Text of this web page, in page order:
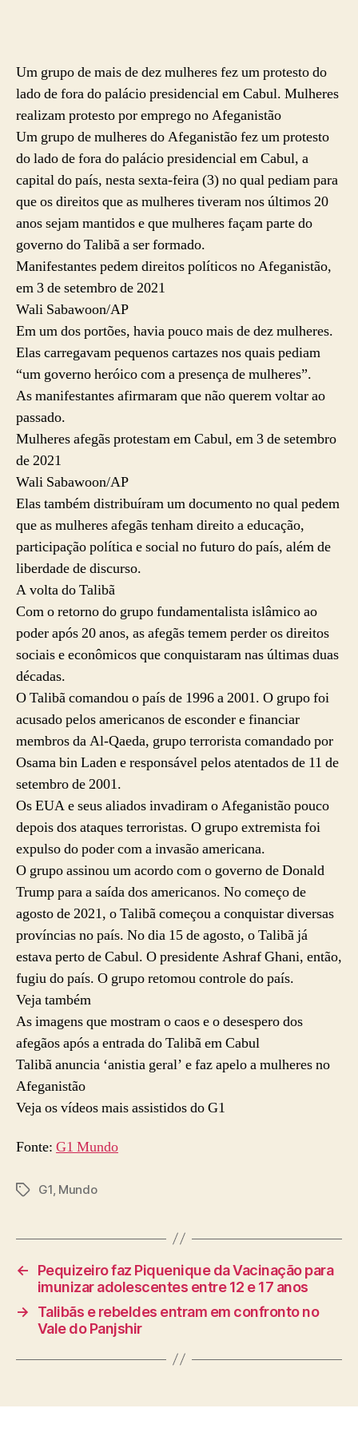
Um grupo de mais de dez mulheres fez um protesto do
lado de fora do palácio presidencial em Cabul. Mulheres
realizam protesto por emprego no Afeganistão
Um grupo de mulheres do Afeganistão fez um protesto
do lado de fora do palácio presidencial em Cabul, a
capital do país, nesta sexta-feira (3) no qual pediam para
que os direitos que as mulheres tiveram nos últimos 20
anos sejam mantidos e que mulheres façam parte do
governo do Talibã a ser formado.
Manifestantes pedem direitos políticos no Afeganistão,
em 3 de setembro de 2021
Wali Sabawoon/AP
Em um dos portões, havia pouco mais de dez mulheres.
Elas carregavam pequenos cartazes nos quais pediam
“um governo heróico com a presença de mulheres”.
As manifestantes afirmaram que não querem voltar ao
passado.
Mulheres afegãs protestam em Cabul, em 3 de setembro
de 2021
Wali Sabawoon/AP
Elas também distribuíram um documento no qual pedem
que as mulheres afegãs tenham direito a educação,
participação política e social no futuro do país, além de
liberdade de discurso.
A volta do Talibã
Com o retorno do grupo fundamentalista islâmico ao
poder após 20 anos, as afegãs temem perder os direitos
sociais e econômicos que conquistaram nas últimas duas
décadas.
O Talibã comandou o país de 1996 a 2001. O grupo foi
acusado pelos americanos de esconder e financiar
membros da Al-Qaeda, grupo terrorista comandado por
Osama bin Laden e responsável pelos atentados de 11 de
setembro de 2001.
Os EUA e seus aliados invadiram o Afeganistão pouco
depois dos ataques terroristas. O grupo extremista foi
expulso do poder com a invasão americana.
O grupo assinou um acordo com o governo de Donald
Trump para a saída dos americanos. No começo de
agosto de 2021, o Talibã começou a conquistar diversas
províncias no país. No dia 15 de agosto, o Talibã já
estava perto de Cabul. O presidente Ashraf Ghani, então,
fugiu do país. O grupo retomou controle do país.
Veja também
As imagens que mostram o caos e o desespero dos
afegãos após a entrada do Talibã em Cabul
Talibã anuncia ‘anistia geral’ e faz apelo a mulheres no
Afeganistão
Veja os vídeos mais assistidos do G1
Fonte: G1 Mundo
TagsG1 Mundo
←
Pequizeiro faz Piquenique da Vacinação para
imunizar adolescentes entre 12 e 17 anos
→
Talibãs e rebeldes entram em confronto no
Vale do Panjshir